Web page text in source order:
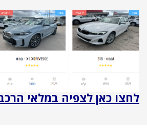
לחצו כאן לצפיה במלאי